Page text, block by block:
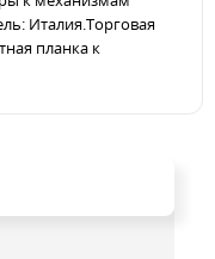
Италия.Торговая
планка к